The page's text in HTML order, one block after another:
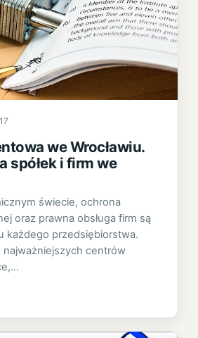
we Wrocławiu.
spółek i firm we
świecie, ochrona
oraz prawna obsługa firm są
każdego przedsiębiorstwa.
najważniejszych centrów